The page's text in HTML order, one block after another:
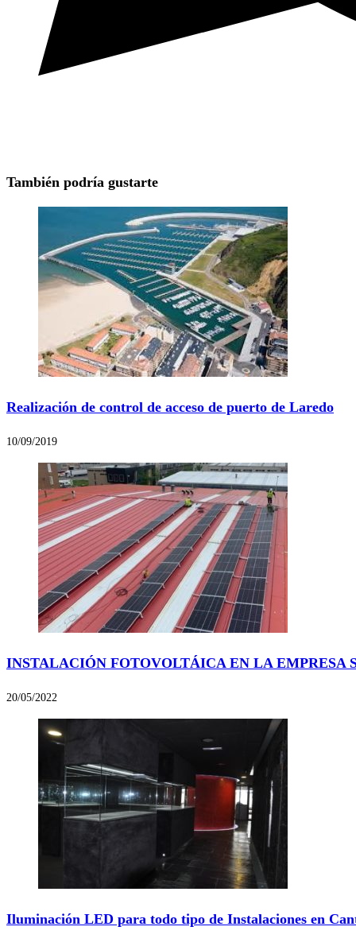
También podría gustarte
Realización de control de acceso de puerto de Laredo
10/09/2019
INSTALACIÓN FOTOVOLTÁICA EN LA EMPRESA
20/05/2022
Iluminación LED para todo tipo de Instalaciones en